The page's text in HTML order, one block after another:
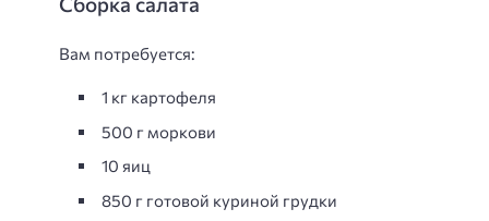
Вам потребуется:
1 кг картофеля
500 г моркови
10 яиц
850 г готовой куриной грудки